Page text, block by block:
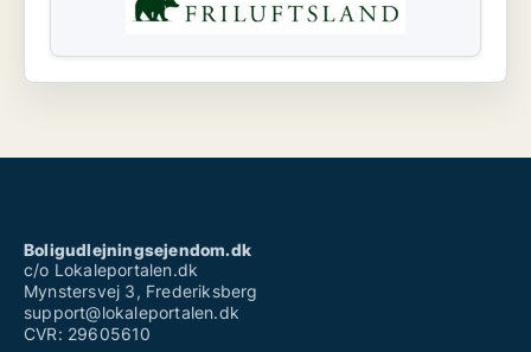
Boligudlejningsejendom.dk
c/o Lokaleportalen.dk
Mynstersvej 3, Frederiksberg
support@lokaleportalen.dk
CVR: 29605610